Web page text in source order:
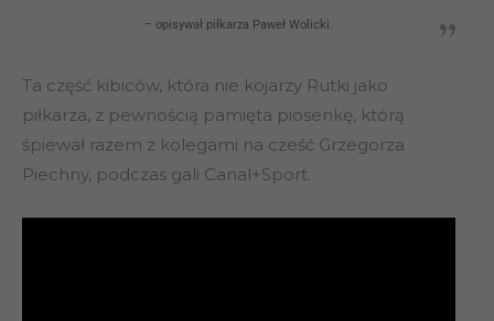
– opisywał piłkarza Paweł Wolicki.
Ta część kibiców, która nie kojarzy Rutki jako
piłkarza, z pewnością pamięta piosenkę, którą
śpiewał razem z kolegami na cześć Grzegorza
Piechny, podczas gali Canal+Sport.